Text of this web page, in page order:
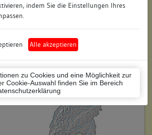
indem Sie die Einstellungen Ihres
Alle akzeptieren
zu Cookies und eine Möglichkeit zur
Cookie-Auswahl finden Sie im Bereich
8335043012
keine
keiner